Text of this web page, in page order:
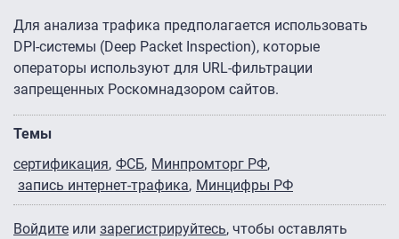
Для анализа трафика предполагается использовать
DPI-системы (Deep Packet Inspection), которые
операторы используют для URL-фильтрации
запрещенных Роскомнадзором сайтов.
Темы
сертификация ФСБ Минпромторг РФ
запись интернет-трафика Минцифры РФ
Войдите или зарегистрируйтесь, чтобы оставлять